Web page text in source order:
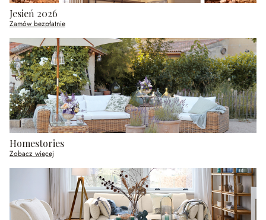
Jesień 2026
Zamów bezpłatnie
Homestories
Zobacz więcej